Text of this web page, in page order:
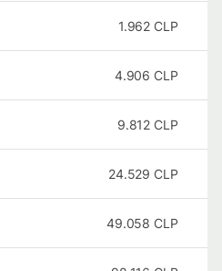
1.962 CLP
4.906 CLP
9.812 CLP
24.529 CLP
49.058 CLP